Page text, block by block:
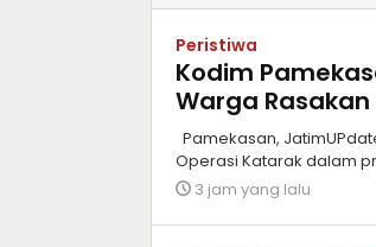
Peristiwa
Kodim
Warga
Pamekasan,
Operasi Katarak dalam
3 jam yang lalu